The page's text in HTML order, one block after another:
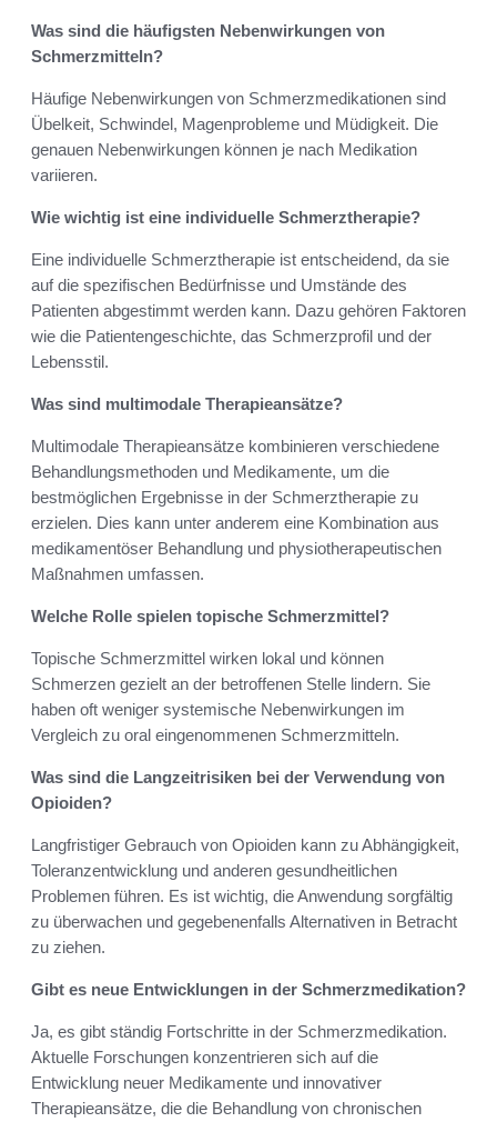
Was sind die häufigsten Nebenwirkungen von
Schmerzmitteln?
Häufige Nebenwirkungen von Schmerzmedikationen sind
Übelkeit, Schwindel, Magenprobleme und Müdigkeit. Die
genauen Nebenwirkungen können je nach Medikation
variieren.
Wie wichtig ist eine individuelle Schmerztherapie?
Eine individuelle Schmerztherapie ist entscheidend, da sie
auf die spezifischen Bedürfnisse und Umstände des
Patienten abgestimmt werden kann. Dazu gehören Faktoren
wie die Patientengeschichte, das Schmerzprofil und der
Lebensstil.
Was sind multimodale Therapieansätze?
Multimodale Therapieansätze kombinieren verschiedene
Behandlungsmethoden und Medikamente, um die
bestmöglichen Ergebnisse in der Schmerztherapie zu
erzielen. Dies kann unter anderem eine Kombination aus
medikamentöser Behandlung und physiotherapeutischen
Maßnahmen umfassen.
Welche Rolle spielen topische Schmerzmittel?
Topische Schmerzmittel wirken lokal und können
Schmerzen gezielt an der betroffenen Stelle lindern. Sie
haben oft weniger systemische Nebenwirkungen im
Vergleich zu oral eingenommenen Schmerzmitteln.
Was sind die Langzeitrisiken bei der Verwendung von
Opioiden?
Langfristiger Gebrauch von Opioiden kann zu Abhängigkeit,
Toleranzentwicklung und anderen gesundheitlichen
Problemen führen. Es ist wichtig, die Anwendung sorgfältig
zu überwachen und gegebenenfalls Alternativen in Betracht
zu ziehen.
Gibt es neue Entwicklungen in der Schmerzmedikation?
Ja, es gibt ständig Fortschritte in der Schmerzmedikation.
Aktuelle Forschungen konzentrieren sich auf die
Entwicklung neuer Medikamente und innovativer
Therapieansätze, die die Behandlung von chronischen